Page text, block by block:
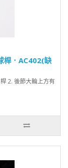
桿．AC402(缺
2. 後節大輪上方有